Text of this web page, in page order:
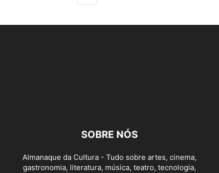
SOBRE NÓS
Almanaque da Cultura - Tudo sobre artes, cinema,
gastronomia, literatura, música, teatro, tecnologia,